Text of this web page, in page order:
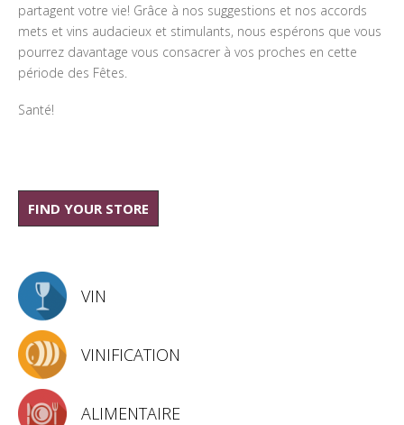
partagent votre vie! Grâce à nos suggestions et nos accords
mets et vins audacieux et stimulants, nous espérons que vous
pourrez davantage vous consacrer à vos proches en cette
période des Fêtes.
Santé!
FIND YOUR STORE
VIN
VINIFICATION
ALIMENTAIRE